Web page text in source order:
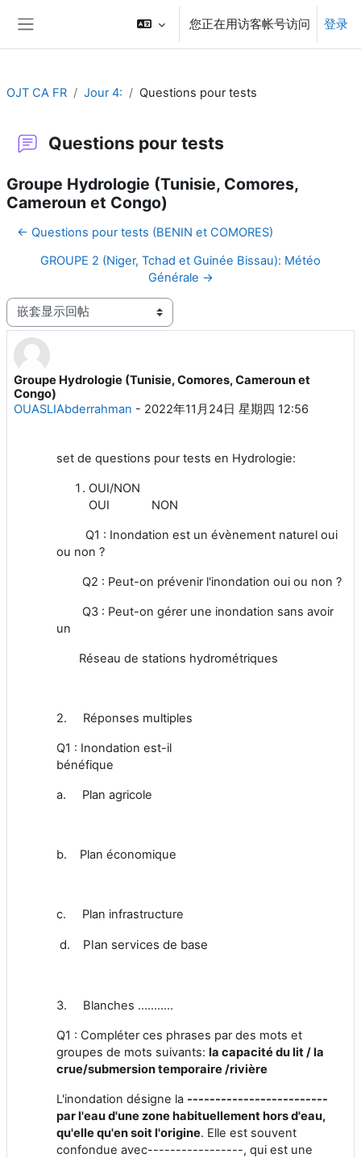
您正在用访客帐号访问 登录
OJT CA FR Jour 4: Questions pour tests
Questions pour tests
Groupe Hydrologie (Tunisie, Comores,
Cameroun et Congo)
← Questions pour tests (BENIN et COMORES)
GROUPE 2 (Niger, Tchad et Guinée Bissau): Météo
Générale →
显示模式
Groupe Hydrologie (Tunisie, Comores, Cameroun et
Congo)
OUASLIAbderrahman - 2022年11月24日 星期四 12:56
回帖数：0
set de questions pour tests en Hydrologie:
OUI/NON
OUI NON
Q1 : Inondation est un évènement naturel oui
ou non ?
Q2 : Peut-on prévenir l'inondation oui ou non ?
Q3 : Peut-on gérer une inondation sans avoir
un
Réseau de stations hydrométriques
2. Réponses multiples
Q1 : Inondation est-il
bénéfique
a. Plan agricole
b. Plan économique
c. Plan infrastructure
d. Plan services de base
3. Blanches ...........
Q1 : Compléter ces phrases par des mots et
groupes de mots suivants: la capacité du lit/ la
crue/submersion temporaire /rivière
L'inondation désigne la -------------------------
par l'eau d'une zone habituellement hors d'eau,
qu'elle qu'en soit l'origine. Elle est souvent
confondue avec-----------------, qui est une